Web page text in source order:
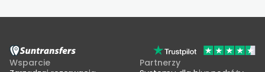
Wsparcie
Partnerzy